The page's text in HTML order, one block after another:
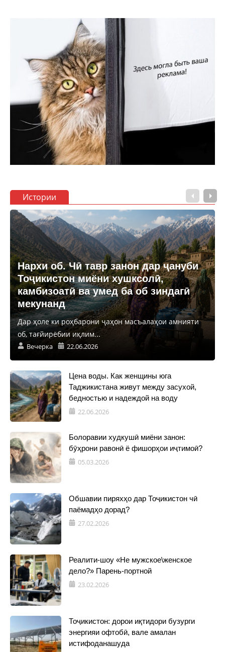
Истории
Нархи об. Чӣ тавр занон дар ҷануби
Тоҷикистон миёни хушксолӣ,
камбизоатӣ ва умед ба об зиндагӣ
мекунанд
Дар ҳоле ки роҳбарони ҷаҳон масъалаҳои амнияти
об, тағйирёбии иқлим...
Вечерка 22.06.2026
Цена воды. Как женщины юга
Таджикистана живут между засухой,
бедностью и надеждой на воду
22.06.2026
Болоравии худкушӣ миёни занон:
бӯҳрони равонӣ ё фишорҳои иҷтимоӣ?
05.03.2026
Обшавии пиряхҳо дар Тоҷикистон чӣ
паёмадҳо дорад?
27.02.2026
Реалити-шоу «Не мужское\женское
дело?» Парень-портной
23.02.2026
Тоҷикистон: дорои иқтидори бузурги
энергияи офтобӣ, вале амалан
истифоданашуда